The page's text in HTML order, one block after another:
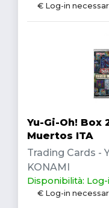
€ Log-in
Yu-Gi-Oh! Box
Muertos ITA
Trading Cards -
KONAMI
Disponibilità:
€ Log-in